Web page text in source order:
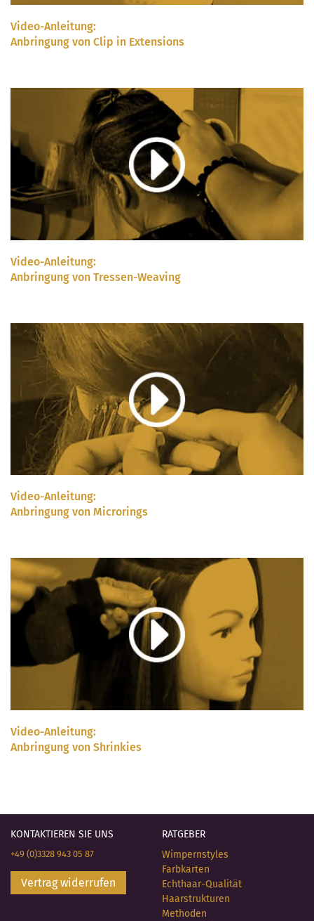
Video-Anleitung:
Anbringung von Clip in Extensions
Video-Anleitung:
Anbringung von Tressen-Weaving
Video-Anleitung:
Anbringung von Microrings
Video-Anleitung:
Anbringung von Shrinkies
KONTAKTIEREN SIE UNS
+49 (0)3328 943 05 87
Vertrag widerrufen
RATGEBER
Wimpernstyles
Farbkarten
Echthaar-Qualität
Haarstrukturen
Methoden